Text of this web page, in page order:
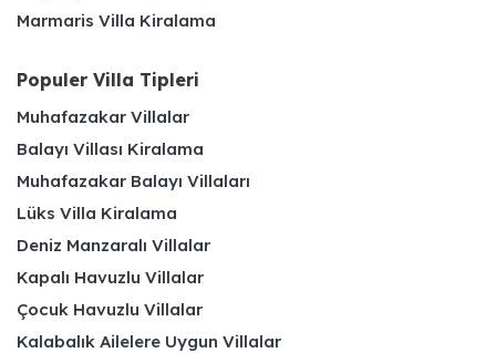
Marmaris Villa Kiralama
Populer Villa Tipleri
Muhafazakar Villalar
Balayı Villası Kiralama
Muhafazakar Balayı Villaları
Lüks Villa Kiralama
Deniz Manzaralı Villalar
Kapalı Havuzlu Villalar
Çocuk Havuzlu Villalar
Kalabalık Ailelere Uygun Villalar